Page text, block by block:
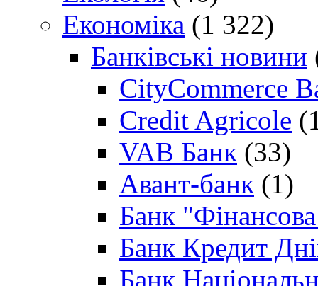
Економіка (1 322)
Банківські новини
CityCommerce
Credit Agricole
VAB Банк (33)
Авант-банк (1)
Банк "Фінансова
Банк Кредит
Банк